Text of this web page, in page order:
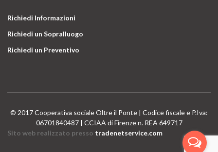
Richiedi Informazioni
Richiedi un Sopralluogo
Richiedi un Preventivo
© 2017 Cooperativa sociale Oltre il Ponte | Codice fiscale e P.Iva:
06701840487 | CCIAA di Firenze n. REA 649717
Sito web realizzato presso tradenetservice.com